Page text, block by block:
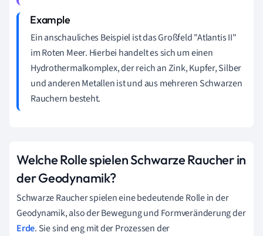
Ein anschauliches Beispiel ist das Großfeld "Atlantis II"
im Roten Meer. Hierbei handelt es sich um einen
Hydrothermalkomplex, der reich an Zink, Kupfer, Silber
und anderen Metallen ist und aus mehreren Schwarzen
Rauchern besteht.
Welche Rolle spielen Schwarze Raucher in
der Geodynamik?
Schwarze Raucher spielen eine bedeutende Rolle in der
Geodynamik, also der Bewegung und Formveränderung der
Erde. Sie sind eng mit der Prozessen der